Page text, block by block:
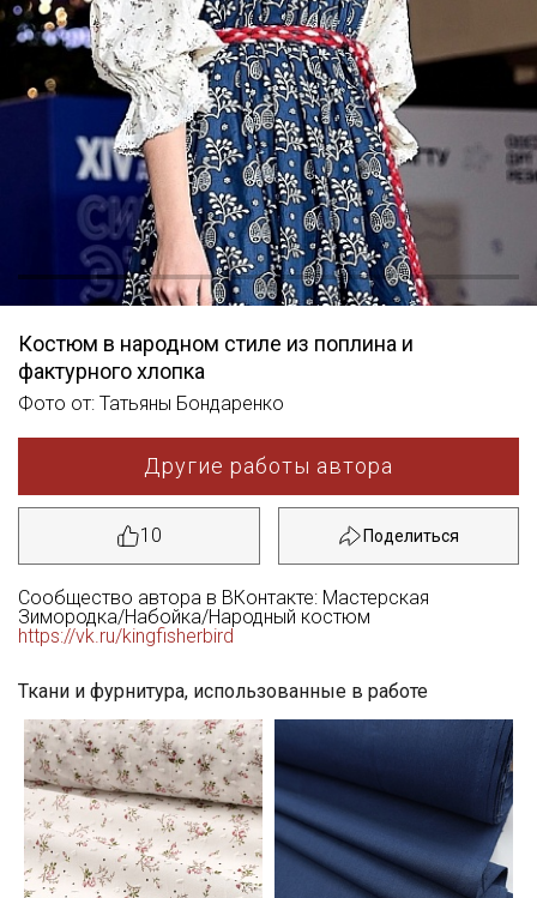
Костюм в народном стиле из поплина и
фактурного хлопка
Фото от: Татьяны Бондаренко
Другие работы автора
10
Сообщество автора в ВКонтакте: Мастерская
Зимородка/Набойка/Народный костюм
https://vk.ru/kingfisherbird
Ткани и фурнитура, использованные в работе